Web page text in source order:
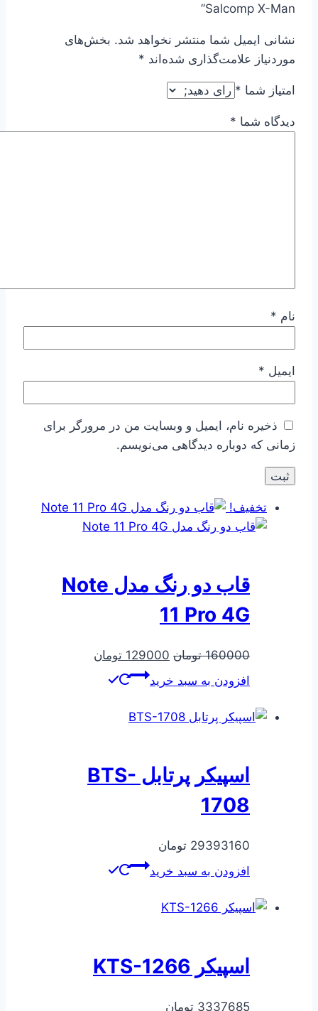
Salcomp X-Man”
نشانی ایمیل شما منتشر نخواهد شد. بخش‌های
موردنیاز علامت‌گذاری شده‌اند *
امتیاز شما *
دیدگاه شما *
نام *
ایمیل *
ذخیره نام، ایمیل و وبسایت من در مرورگر برای
زمانی که دوباره دیدگاهی می‌نویسم.
تخفیف!
قاب دو رنگ مدل Note
11 Pro 4G
160000 تومان قیمت
اصلی
بود.
129000 تومان
افزودن به سبد خرید
اسپیکر پرتابل BTS-
1708
29393160 تومان
افزودن به سبد خرید
اسپیکر KTS-1266
3337685 تومان